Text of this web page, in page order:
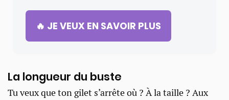
🔥 JE VEUX EN SAVOIR PLUS
La longueur du buste
Tu veux que ton gilet s’arrête où ? À la taille ? Aux